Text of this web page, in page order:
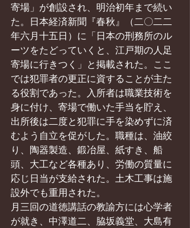
寄場」が創設され、明治初年まで続い
た。日本経済新聞『春秋』（二〇二二
年六月十五日）に「日本の刑務所のル
ーツをたどっていくと、江戸期の人足
寄場に行きつく」と掲載された。ここ
では犯罪者の更正に資することが主た
る役割であった。入所者は職業技術を
身に付け、寄場で働いた手当を貯え、
出所後は二度と犯罪に手を染めずに済
むよう自立を促がした。職種は、油絞
り、陶器製造、鍛冶屋、紙すき、船
頭、大工など各種あり、労働の質量に
応じ日当が支給された。土木工事は施
設外でも重用された。
月三回の道徳講話の教諭方には心学者
が就き、中澤道二、脇坂義堂、大島有